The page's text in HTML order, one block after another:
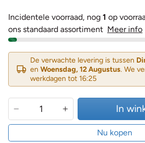
Incidentele voorraad, nog 1 op
ons standaard assortiment Meer info
De verwachte levering is tussen
en Woensdag, 12 Augustus. We
werkdagen tot 16:25
In
Nu kopen